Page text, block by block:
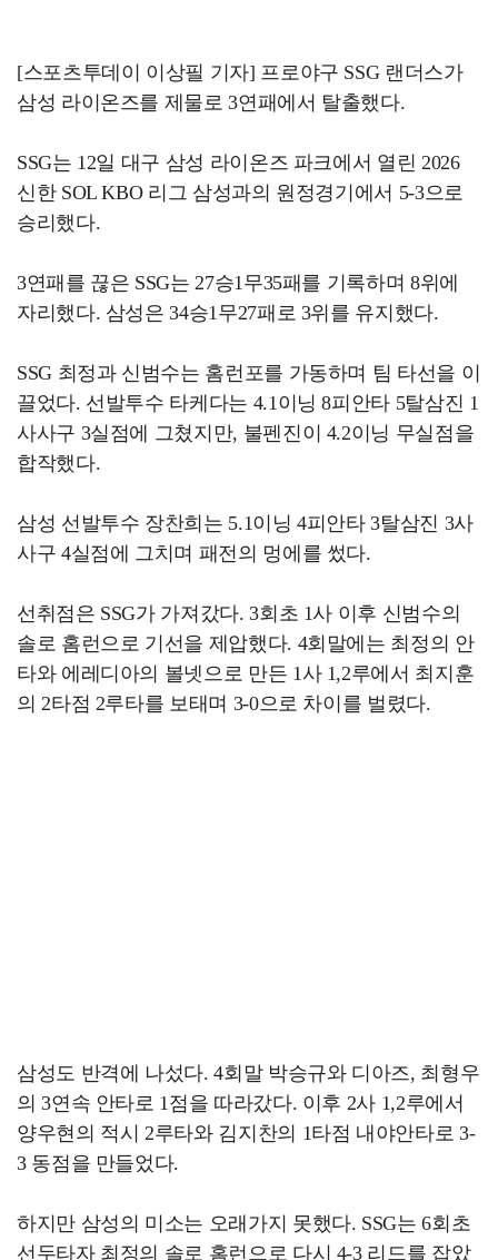
[스포츠투데이 이상필 기자] 프로야구 SSG 랜더스가
삼성 라이온즈를 제물로 3연패에서 탈출했다.
SSG는 12일 대구 삼성 라이온즈 파크에서 열린 2026
신한 SOL KBO 리그 삼성과의 원정경기에서 5-3으로
승리했다.
3연패를 끊은 SSG는 27승1무35패를 기록하며 8위에
자리했다. 삼성은 34승1무27패로 3위를 유지했다.
SSG 최정과 신범수는 홈런포를 가동하며 팀 타선을 이
끌었다. 선발투수 타케다는 4.1이닝 8피안타 5탈삼진 1
사사구 3실점에 그쳤지만, 불펜진이 4.2이닝 무실점을
합작했다.
삼성 선발투수 장찬희는 5.1이닝 4피안타 3탈삼진 3사
사구 4실점에 그치며 패전의 멍에를 썼다.
선취점은 SSG가 가져갔다. 3회초 1사 이후 신범수의
솔로 홈런으로 기선을 제압했다. 4회말에는 최정의 안
타와 에레디아의 볼넷으로 만든 1사 1,2루에서 최지훈
의 2타점 2루타를 보태며 3-0으로 차이를 벌렸다.
삼성도 반격에 나섰다. 4회말 박승규와 디아즈, 최형우
의 3연속 안타로 1점을 따라갔다. 이후 2사 1,2루에서
양우현의 적시 2루타와 김지찬의 1타점 내야안타로 3-
3 동점을 만들었다.
하지만 삼성의 미소는 오래가지 못했다. SSG는 6회초
선두타자 최정의 솔로 홈런으로 다시 4-3 리드를 잡았